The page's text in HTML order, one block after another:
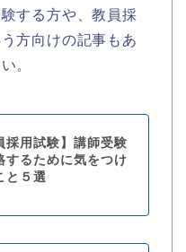
する方や、教員採
方向けの記事もあ
。
採用試験】講師受験
するために気をつけ
と５選